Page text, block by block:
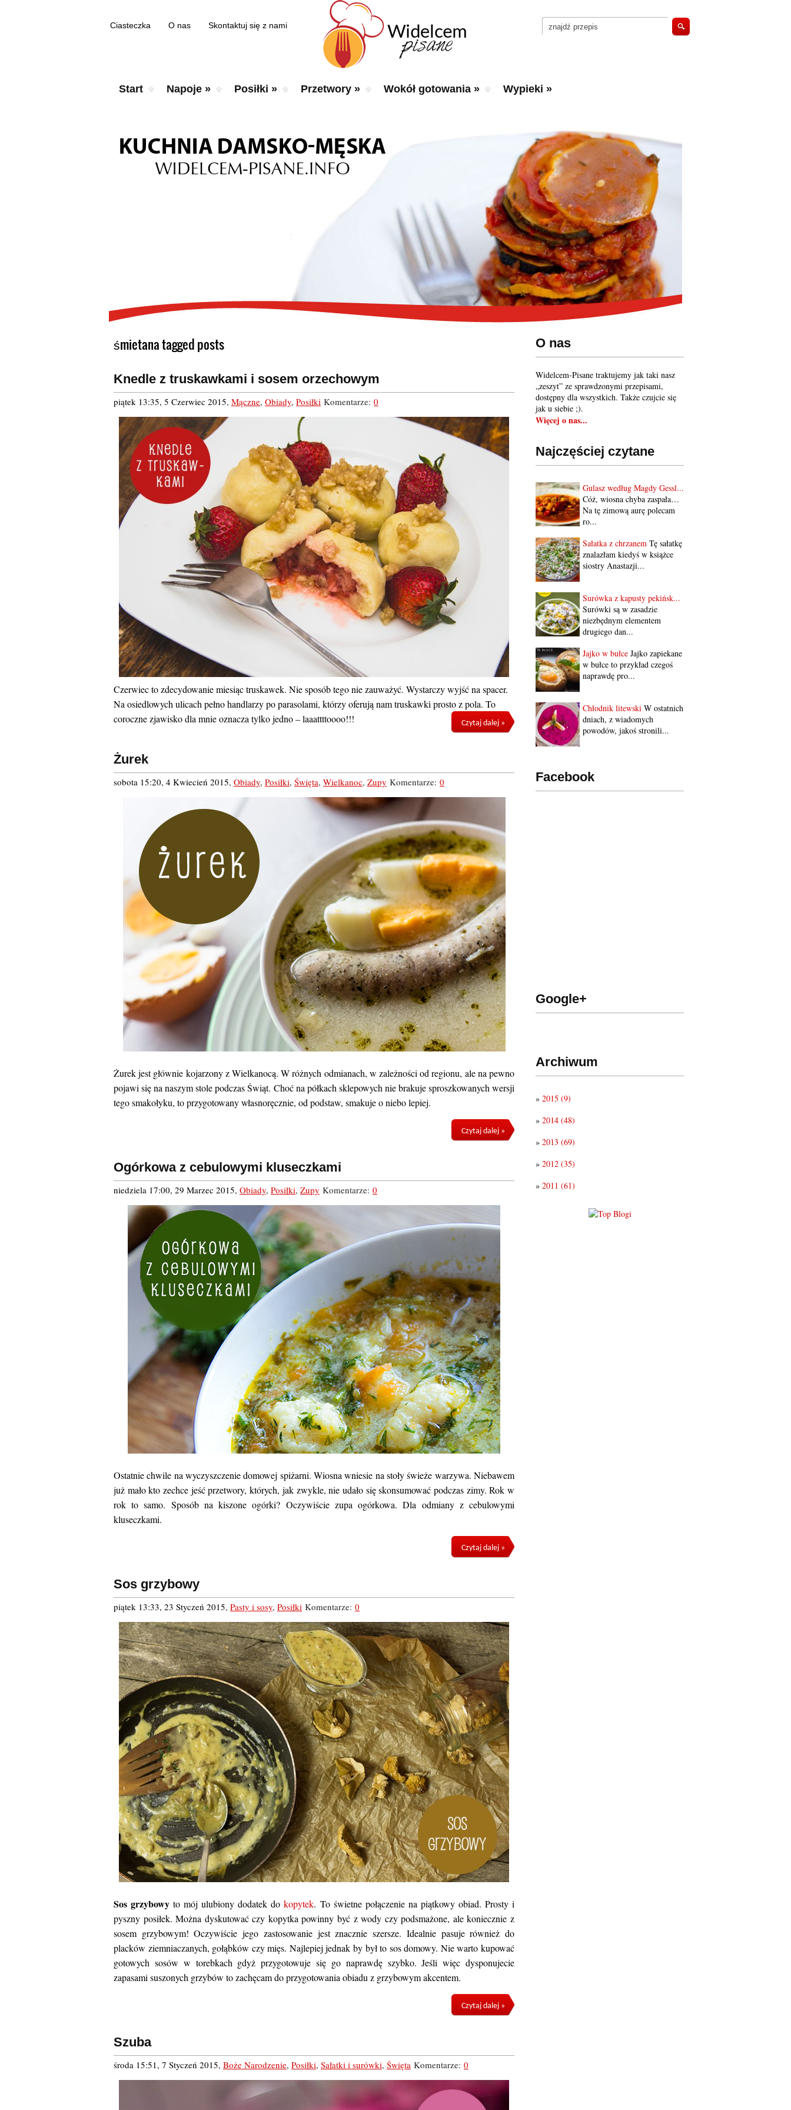
Ciasteczka O nas Skontaktuj się z nami
Start Napoje » Posiłki » Przetwory » Wokół gotowania » Wypieki »
O nas
Widelcem-Pisane traktujemy jak taki nasz
„zeszyt” ze sprawdzonymi przepisami,
dostępny dla wszystkich. Także czujcie się
jak u siebie ;).
Więcej o nas...
Najczęściej czytane
Gulasz według Magdy Gessl...
Cóż, wiosna chyba zaspała…
Na tę zimową aurę polecam
ro...
Sałatka z chrzanem Tę sałatkę
znalazłam kiedyś w książce
siostry Anastazji...
Surówka z kapusty pekińsk...
Surówki są w zasadzie
niezbędnym elementem
drugiego dan...
Jajko w bułce Jajko zapiekane
w bułce to przykład czegoś
naprawdę pro...
Chłodnik litewski W ostatnich
dniach, z wiadomych
powodów, jakoś stronili...
Facebook
Google+
Archiwum
» 2015 (9)
» 2014 (48)
» 2013 (69)
» 2012 (35)
» 2011 (61)
śmietana tagged posts
Knedle z truskawkami i sosem orzechowym
piątek 13:35, 5 Czerwiec 2015, Mączne, Obiady, Posiłki Komentarze: 0
Czerwiec to zdecydowanie miesiąc truskawek. Nie sposób tego nie zauważyć. Wystarczy wyjść na spacer.
Na osiedlowych ulicach pełno handlarzy po parasolami, którzy oferują nam truskawki prosto z pola. To
coroczne zjawisko dla mnie oznacza tylko jedno – laaattttoooo!!!
Czytaj dalej »
Żurek
sobota 15:20, 4 Kwiecień 2015, Obiady, Posiłki, Święta, Wielkanoc, Zupy Komentarze: 0
Żurek jest głównie kojarzony z Wielkanocą. W różnych odmianach, w zależności od regionu, ale na pewno
pojawi się na naszym stole podczas Świąt. Choć na półkach sklepowych nie brakuje sproszkowanych wersji
tego smakołyku, to przygotowany własnoręcznie, od podstaw, smakuje o niebo lepiej.
Czytaj dalej »
Ogórkowa z cebulowymi kluseczkami
niedziela 17:00, 29 Marzec 2015, Obiady, Posiłki, Zupy Komentarze: 0
Ostatnie chwile na wyczyszczenie domowej spiżarni. Wiosna wniesie na stoły świeże warzywa. Niebawem
już mało kto zechce jeść przetwory, których, jak zwykle, nie udało się skonsumować podczas zimy. Rok w
rok to samo. Sposób na kiszone ogórki? Oczywiście zupa ogórkowa. Dla odmiany z cebulowymi
kluseczkami.
Czytaj dalej »
Sos grzybowy
piątek 13:33, 23 Styczeń 2015, Pasty i sosy, Posiłki Komentarze: 0
Sos grzybowy to mój ulubiony dodatek dokopytek. To świetne połączenie na piątkowy obiad. Prosty i
pyszny posiłek. Można dyskutować czy kopytka powinny być z wody czy podsmażone, ale koniecznie z
sosem grzybowym! Oczywiście jego zastosowanie jest znacznie szersze. Idealnie pasuje również do
placków ziemniaczanych, gołąbków czy mięs. Najlepiej jednak by był to sos domowy. Nie warto kupować
gotowych sosów w torebkach gdyż przygotowuje się go naprawdę szybko. Jeśli więc dysponujecie
zapasami suszonych grzybów to zachęcam do przygotowania obiadu z grzybowym akcentem.
Czytaj dalej »
Szuba
środa 15:51, 7 Styczeń 2015, Boże Narodzenie, Posiłki, Sałatki i surówki, Święta Komentarze: 0